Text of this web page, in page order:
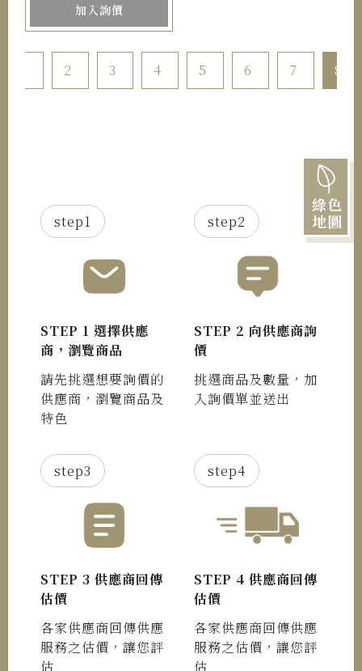
綠色
地圖
加入詢價
2 3 4 5 6 7 8
step1
STEP 1 選擇供應
商，瀏覽商品
請先挑選想要詢價的
供應商，瀏覽商品及
特色
step2
STEP 2 向供應商詢
價
挑選商品及數量，加
入詢價單並送出
step3
STEP 3 供應商回傳
估價
各家供應商回傳供應
服務之估價，讓您評
估
step4
STEP 4 供應商回傳
估價
各家供應商回傳供應
服務之估價，讓您評
估